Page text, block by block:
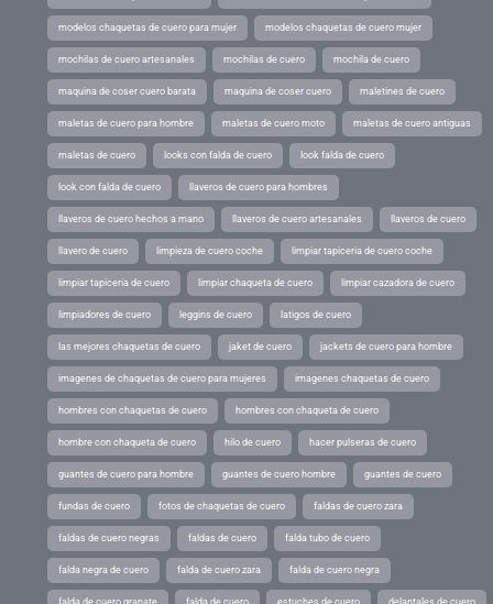
modelos chaquetas de cuero para mujer modelos chaquetas de cuero mujer
mochilas de cuero artesanales mochilas de cuero mochila de cuero
maquina de coser cuero barata maquina de coser cuero maletines de cuero
maletas de cuero para hombre maletas de cuero moto maletas de cuero antiguas
maletas de cuero looks con falda de cuero look falda de cuero
look con falda de cuero llaveros de cuero para hombres
llaveros de cuero hechos a mano llaveros de cuero artesanales llaveros de cuero
llavero de cuero limpieza de cuero coche limpiar tapiceria de cuero coche
limpiar tapiceria de cuero limpiar chaqueta de cuero limpiar cazadora de cuero
limpiadores de cuero leggins de cuero latigos de cuero
las mejores chaquetas de cuero jaket de cuero jackets de cuero para hombre
imagenes de chaquetas de cuero para mujeres imagenes chaquetas de cuero
hombres con chaquetas de cuero hombres con chaqueta de cuero
hombre con chaqueta de cuero hilo de cuero hacer pulseras de cuero
guantes de cuero para hombre guantes de cuero hombre guantes de cuero
fundas de cuero fotos de chaquetas de cuero faldas de cuero zara
faldas de cuero negras faldas de cuero falda tubo de cuero
falda negra de cuero falda de cuero zara falda de cuero negra
falda de cuero granate falda de cuero estuches de cuero delantales de cuero